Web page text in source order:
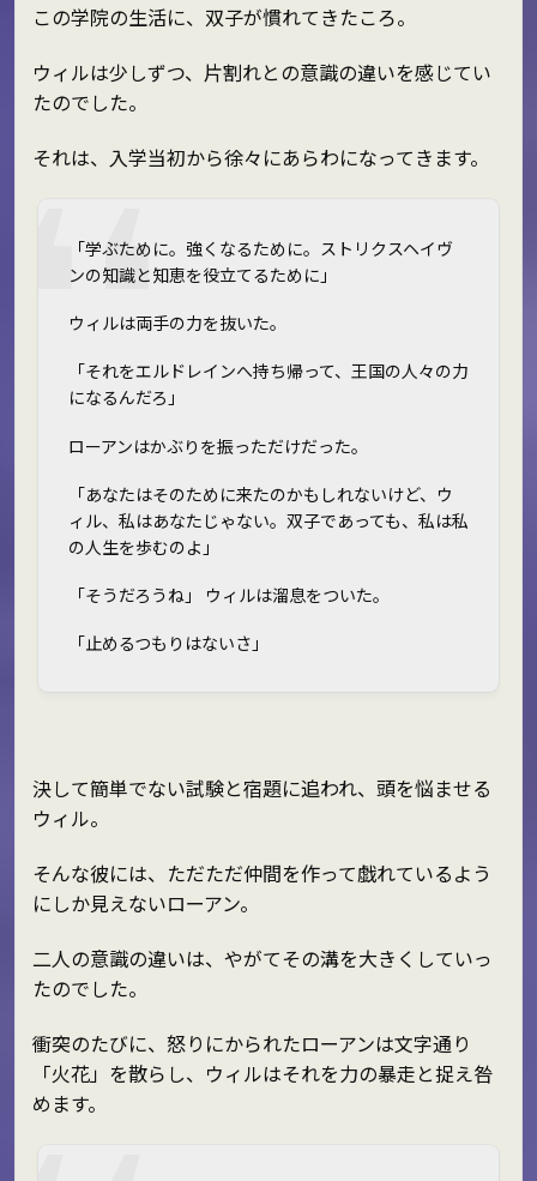
この学院の生活に、双子が慣れてきたころ。
ウィルは少しずつ、片割れとの意識の違いを感じてい
たのでした。
それは、入学当初から徐々にあらわになってきます。
「学ぶために。強くなるために。ストリクスヘイヴ
ンの知識と知恵を役立てるために」
ウィルは両手の力を抜いた。
「それをエルドレインへ持ち帰って、王国の人々の力
になるんだろ」
ローアンはかぶりを振っただけだった。
「あなたはそのために来たのかもしれないけど、ウ
ィル、私はあなたじゃない。双子であっても、私は私
の人生を歩むのよ」
「そうだろうね」 ウィルは溜息をついた。
「止めるつもりはないさ」
決して簡単でない試験と宿題に追われ、頭を悩ませる
ウィル。
そんな彼には、ただただ仲間を作って戯れているよう
にしか見えないローアン。
二人の意識の違いは、やがてその溝を大きくしていっ
たのでした。
衝突のたびに、怒りにかられたローアンは文字通り
「火花」を散らし、ウィルはそれを力の暴走と捉え咎
めます。